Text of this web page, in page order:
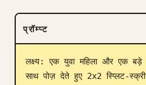
मूल्य निर्धारण
डाउनलोड
प्रॉम्प्ट
लक्ष्य: एक युवा महिला और एक बड़े
साथ पोज़ देते हुए 2x2 स्प्लिट-